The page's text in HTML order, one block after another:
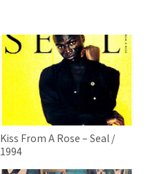
Kiss From A Rose – Seal /
1994